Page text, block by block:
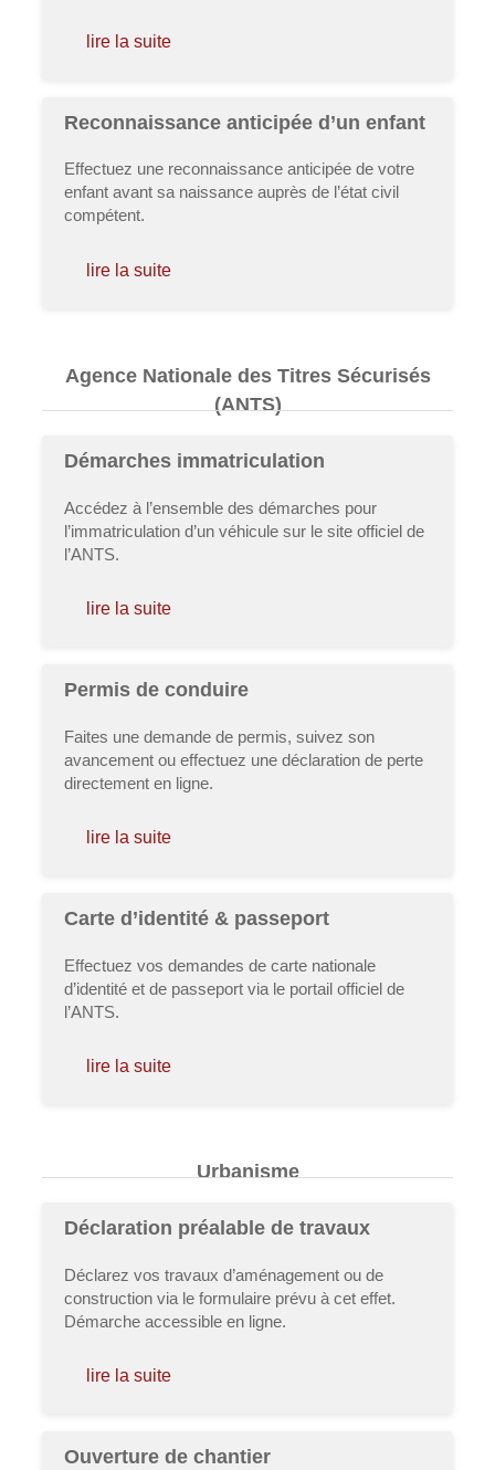
lire la suite
Reconnaissance anticipée d’un enfant
Effectuez une reconnaissance anticipée de votre
enfant avant sa naissance auprès de l’état civil
compétent.
lire la suite
Agence Nationale des Titres Sécurisés
(ANTS)
Démarches immatriculation
Accédez à l’ensemble des démarches pour
l’immatriculation d’un véhicule sur le site officiel de
l’ANTS.
lire la suite
Permis de conduire
Faites une demande de permis, suivez son
avancement ou effectuez une déclaration de perte
directement en ligne.
lire la suite
Carte d’identité & passeport
Effectuez vos demandes de carte nationale
d’identité et de passeport via le portail officiel de
l’ANTS.
lire la suite
Urbanisme
Déclaration préalable de travaux
Déclarez vos travaux d’aménagement ou de
construction via le formulaire prévu à cet effet.
Démarche accessible en ligne.
lire la suite
Ouverture de chantier